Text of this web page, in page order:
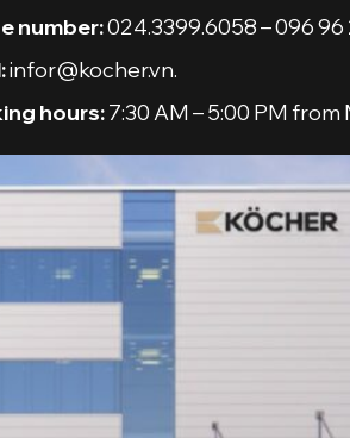
number:024.3399.6058 – 096 96
infor@kocher.vn.
hours:7:30 AM – 5:00 PM